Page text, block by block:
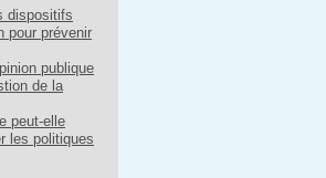
dispositifs
pour prévenir
publique
de la
peut-elle
les politiques